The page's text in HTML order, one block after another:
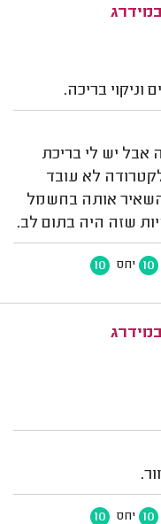
בריכה.
אבל יש לי בריכת
לא עובד
אותה בחשמל
שזה היה בתום לב.
10 יחס 10
10 יחס 10